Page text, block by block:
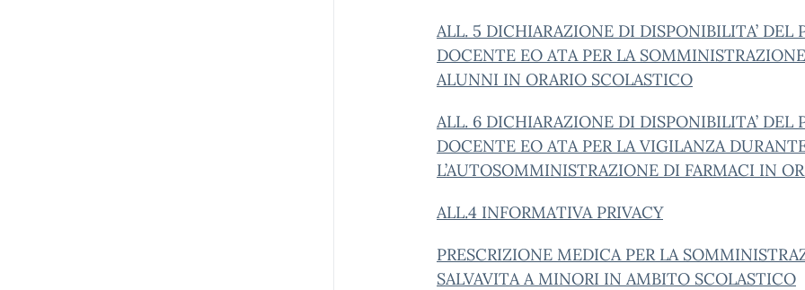
ALL. 5 DICHIARAZIONE DI DISPONIBILITA’ DEL
DOCENTE EO ATA PER LA
ALUNNI IN ORARIO SCOLASTICO
ALL. 6 DICHIARAZIONE DI DISPONIBILITA’ DEL
DOCENTE EO ATA PER LA VIGILANZA
L’AUTOSOMMINISTRAZIONE DI FARMACI IN
ALL.4 INFORMATIVA PRIVACY
PRESCRIZIONE MEDICA PER LA
SALVAVITA A MINORI IN AMBITO SCOLASTICO